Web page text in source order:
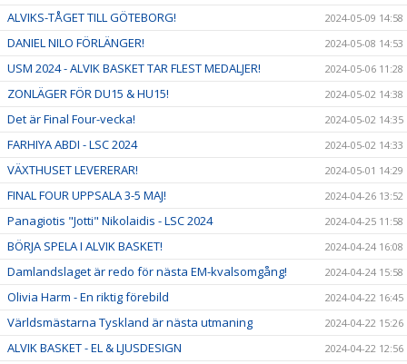
ALVIKS-TÅGET TILL GÖTEBORG! 2024-05-09 14:58
DANIEL NILO FÖRLÄNGER! 2024-05-08 14:53
USM 2024 - ALVIK BASKET TAR FLEST MEDALJER! 2024-05-06 11:28
ZONLÄGER FÖR DU15 & HU15! 2024-05-02 14:38
Det är Final Four-vecka! 2024-05-02 14:35
FARHIYA ABDI - LSC 2024 2024-05-02 14:33
VÄXTHUSET LEVERERAR! 2024-05-01 14:29
FINAL FOUR UPPSALA 3-5 MAJ! 2024-04-26 13:52
Panagiotis "Jotti" Nikolaidis - LSC 2024 2024-04-25 11:58
BÖRJA SPELA I ALVIK BASKET! 2024-04-24 16:08
Damlandslaget är redo för nästa EM-kvalsomgång! 2024-04-24 15:58
Olivia Harm - En riktig förebild 2024-04-22 16:45
Världsmästarna Tyskland är nästa utmaning 2024-04-22 15:26
ALVIK BASKET - EL & LJUSDESIGN 2024-04-22 12:56